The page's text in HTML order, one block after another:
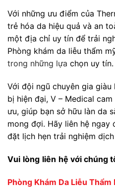
Với những ưu điểm của
trẻ hóa da hiệu quả và an
một địa chỉ uy tín để trải
Phòng khám da liễu thẩm
trong những lựa chọn uy tín.
Với đội ngũ chuyên gia
bị hiện đại, V – Medical
ưu, giúp bạn sở hữu làn da
mong đợi. Hãy liên hệ
đặt lịch hẹn trải nghiệm
Vui lòng liên hệ với chúng
Phòng Khám Da Liễu